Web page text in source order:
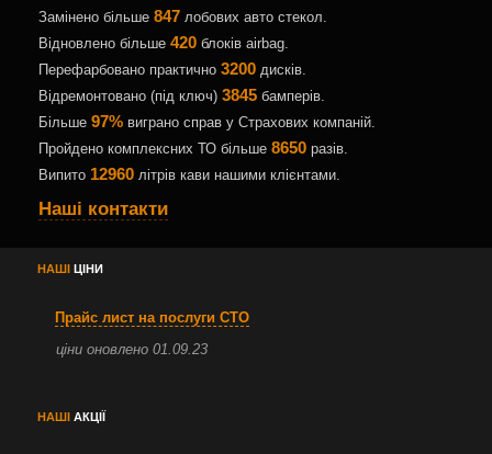
Замінено більше 847 лобових авто стекол.
Відновлено більше 420 блоків airbag.
Перефарбовано практично 3200 дисків.
Відремонтовано (під ключ) 3845 бамперів.
Більше 97% виграно справ у Страхових компаній.
Пройдено комплексних ТО більше 8650 разів.
Випито 12960 літрів кави нашими клієнтами.
Наші контакти
НАШІ ЦІНИ
Прайс лист на послуги СТО
ціни оновлено 01.09.23
НАШІ АКЦІЇ